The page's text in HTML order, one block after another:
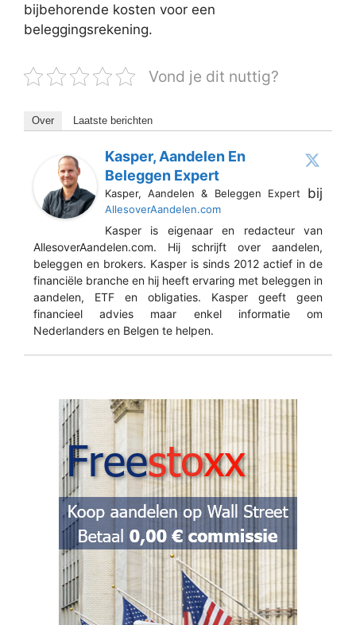
bijbehorende kosten voor een
beleggingsrekening.
Vond je dit nuttig?
Over Laatste berichten
Kasper, Aandelen En
Beleggen Expert
Kasper, Aandelen & Beleggen Expert bij
AllesoverAandelen.com
Kasper is eigenaar en redacteur van
AllesoverAandelen.com. Hij schrijft over aandelen,
beleggen en brokers. Kasper is sinds 2012 actief in de
financiële branche en hij heeft ervaring met beleggen in
aandelen, ETF en obligaties. Kasper geeft geen
financieel advies maar enkel informatie om
Nederlanders en Belgen te helpen.